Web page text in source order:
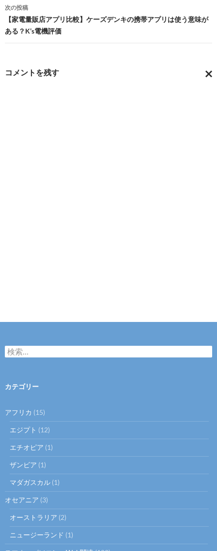
ビ
ゲ
ー
ョ
次の投稿
【家電量販店アプリ比較】ケーズデンキの携帯アプリは使う意味が
ある？K’s電機評価
コメントを残す
検
索
カテゴリー
アフリカ (15)
エジプト (12)
エチオピア (1)
ザンビア (1)
マダガスカル (1)
オセアニア (3)
オーストラリア (2)
ニュージーランド (1)